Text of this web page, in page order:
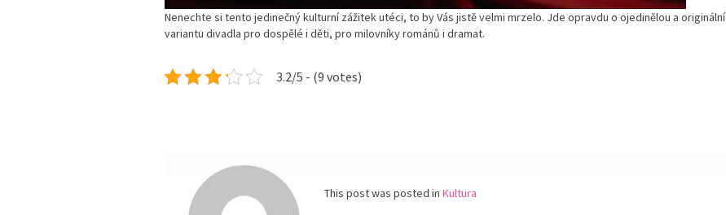
Nenechte si tento jedinečný kulturní zážitek utéci, to by Vás jistě velmi mrzelo. Jde opravdu o ojedinělou a originální
variantu divadla pro dospělé i děti, pro milovníky románů i dramat.
3.2/5 - (9 votes)
This post was posted inKultura